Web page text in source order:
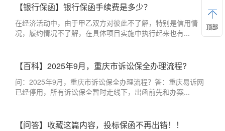
【银行保函】银行保函手续费是多少？
在经济活动中，由于甲乙双方对彼此不了解，特别是信用情
况，履约情况不了解，在具体项目实施中执行起来也有...
【百科】2025年9月，重庆市诉讼保全办理流程?
问：2025年9月，重庆市诉讼保全办理流程？答：重庆易诉网
已经停用，所有诉讼保全暂时走线下，出函前先和办案...
【问答】收藏这篇内容，投标保函不再出错！！
顶部